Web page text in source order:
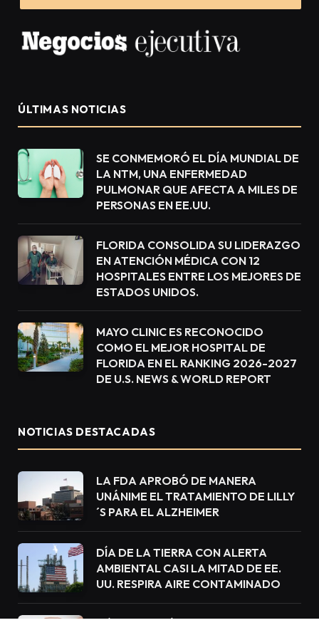
ÚLTIMAS NOTICIAS
SE CONMEMORÓ EL DÍA MUNDIAL DE
LA NTM, UNA ENFERMEDAD
PULMONAR QUE AFECTA A MILES DE
PERSONAS EN EE.UU.
FLORIDA CONSOLIDA SU LIDERAZGO
EN ATENCIÓN MÉDICA CON 12
HOSPITALES ENTRE LOS MEJORES DE
ESTADOS UNIDOS.
MAYO CLINIC ES RECONOCIDO
COMO EL MEJOR HOSPITAL DE
FLORIDA EN EL RANKING 2026-2027
DE U.S. NEWS & WORLD REPORT
NOTICIAS DESTACADAS
LA FDA APROBÓ DE MANERA
UNÁNIME EL TRATAMIENTO DE LILLY
´S PARA EL ALZHEIMER
DÍA DE LA TIERRA CON ALERTA
AMBIENTAL CASI LA MITAD DE EE.
UU. RESPIRA AIRE CONTAMINADO